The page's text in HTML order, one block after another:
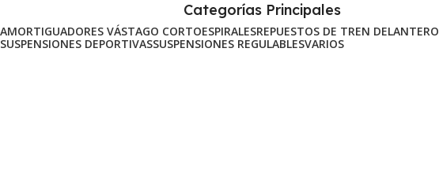
Categorías Principales
AMORTIGUADORES VÁSTAGO CORTOESPIRALESREPUESTOS DE TREN DELANTERO
SUSPENSIONES DEPORTIVASSUSPENSIONES REGULABLESVARIOS